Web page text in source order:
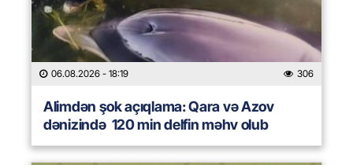
06.08.2026 - 18:19 306
Alimdən şok açıqlama: Qara və Azov
dənizində 120 min delfin məhv olub